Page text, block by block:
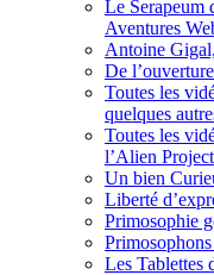
Le Serapeum
Aventures
Antoine
De
Toutes les
quelques
Toutes les
l’Alien Project
Un bien
Liberté
Primosophie
Les Tablettes